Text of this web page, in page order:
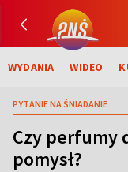
WYDANIA WIDEO
PYTANIE NA ŚNIADANIE
Czy perfumy
pomysł?